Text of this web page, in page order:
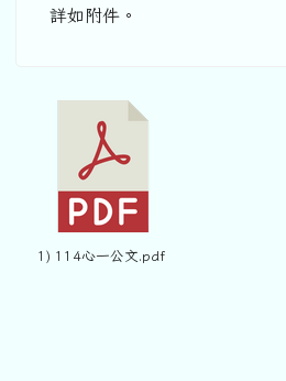
詳如附件。
1) 114心一公文.pdf